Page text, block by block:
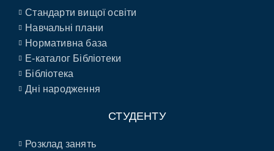
Стандарти вищої освіти
Навчальні плани
Нормативна база
E-каталог Бібліотеки
Бібліотека
Дні народження
СТУДЕНТУ
Розклад занять